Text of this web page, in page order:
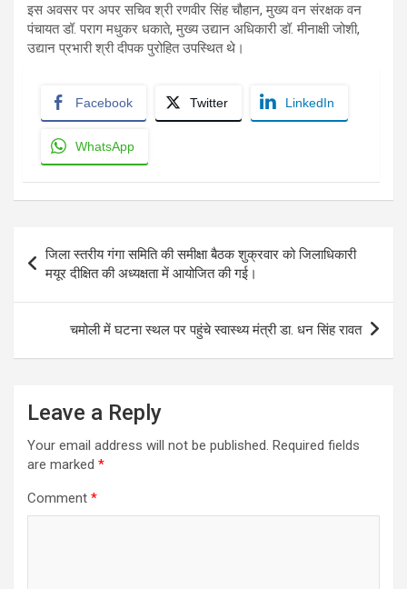
इस अवसर पर अपर सचिव श्री रणवीर सिंह चौहान, मुख्य वन संरक्षक वन
पंचायत डॉ. पराग मधुकर धकाते, मुख्य उद्यान अधिकारी डॉ. मीनाक्षी जोशी,
उद्यान प्रभारी श्री दीपक पुरोहित उपस्थित थे।
Facebook Twitter LinkedIn
WhatsApp
navigation
जिला स्तरीय गंगा समिति की समीक्षा बैठक शुक्रवार को जिलाधिकारी
मयूर दीक्षित की अध्यक्षता में आयोजित की गई।
चमोली में घटना स्थल पर पहुंचे स्वास्थ्य मंत्री डा. धन सिंह रावत
Leave a Reply
Your email address will not be published. Required fields
are marked *
Comment *